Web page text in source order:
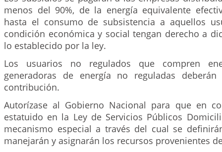
menos del 90%, de la energía equivalente
hasta el consumo de subsistencia a aquellos
condición económica y social tengan derecho a
lo establecido por la ley.
Los usuarios no regulados que compren
generadoras de energía no reguladas
contribución.
Autorízase al Gobierno Nacional para que en
estatuido en la Ley de Servicios Públicos
mecanismo especial a través del cual se
manejarán y asignarán los recursos provenientes